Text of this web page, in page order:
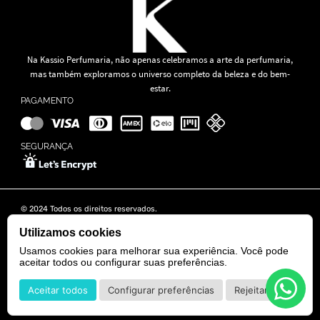
Na Kassio Perfumaria, não apenas celebramos a arte da perfumaria,
mas também exploramos o universo completo da beleza e do bem-
estar.
PAGAMENTO
SEGURANÇA
© 2024 Todos os direitos reservados.
Rua Tapajós n° 481- Edifício B&B Business - 7° Andar - Vila Brasília -
POWERED BY DEVELOPED BY
Utilizamos cookies
Usamos cookies para melhorar sua experiência. Você pode
aceitar todos ou configurar suas preferências.
Aceitar todos Configurar preferências Rejeitar